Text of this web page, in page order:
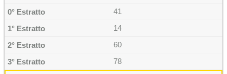
41
14
60
78